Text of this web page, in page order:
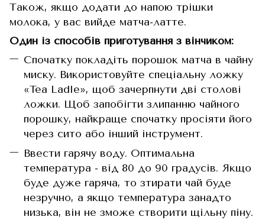
Також, якщо додати до напою трішки
молока, у вас вийде матча-латте.
Один із способів приготування з вінчиком:
Спочатку покладіть порошок матча в чайну
миску. Використовуйте спеціальну ложку
«Tea Ladle», щоб зачерпнути дві столові
ложки. Щоб запобігти злипанню чайного
порошку, найкраще спочатку просіяти його
через сито або інший інструмент.
Ввести гарячу воду. Оптимальна
температура - від 80 до 90 градусів. Якщо
буде дуже гаряча, то зтирати чай буде
незручно, а якщо температура занадто
низька, він не зможе створити щільну піну.